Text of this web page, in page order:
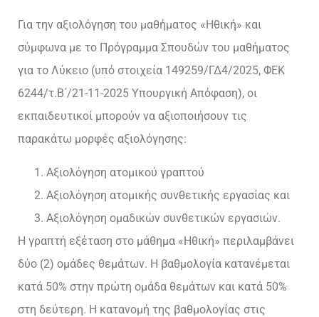
Για την αξιολόγηση του μαθήματος «Ηθική» και
σύμφωνα με το Πρόγραμμα Σπουδών του μαθήματος
για το Λύκειο (υπό στοιχεία 149259/ΓΔ4/2025, ΦΕΚ
6244/τ.Β΄/21-11-2025 Υπουργική Απόφαση), οι
εκπαιδευτικοί μπορούν να αξιοποιήσουν τις
παρακάτω μορφές αξιολόγησης:
Αξιολόγηση ατομικού γραπτού
Αξιολόγηση ατομικής συνθετικής εργασίας και
Αξιολόγηση ομαδικών συνθετικών εργασιών.
Η γραπτή εξέταση στο μάθημα «Ηθική» περιλαμβάνει
δύο (2) ομάδες θεμάτων. Η βαθμολογία κατανέμεται
κατά 50% στην πρώτη ομάδα θεμάτων και κατά 50%
στη δεύτερη. Η κατανομή της βαθμολογίας στις